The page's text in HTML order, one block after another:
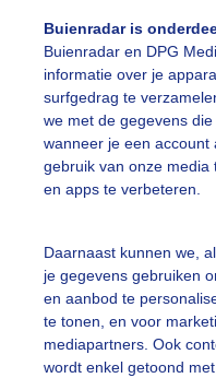
Buienradar is
Buienradar en DPG
informatie over je
surfgedrag te
we met de gegevens
wanneer je een account
gebruik van onze media
en apps te verbeteren.
Daarnaast kunnen we,
je gegevens gebruiken
en aanbod te
te tonen, en voor
mediapartners. Ook
wordt enkel getoond
Jolanda Pelkmans
Zon